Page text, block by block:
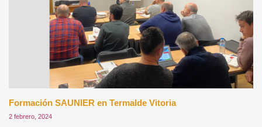
Formación SAUNIER en Termalde Vitoria
2 febrero, 2024